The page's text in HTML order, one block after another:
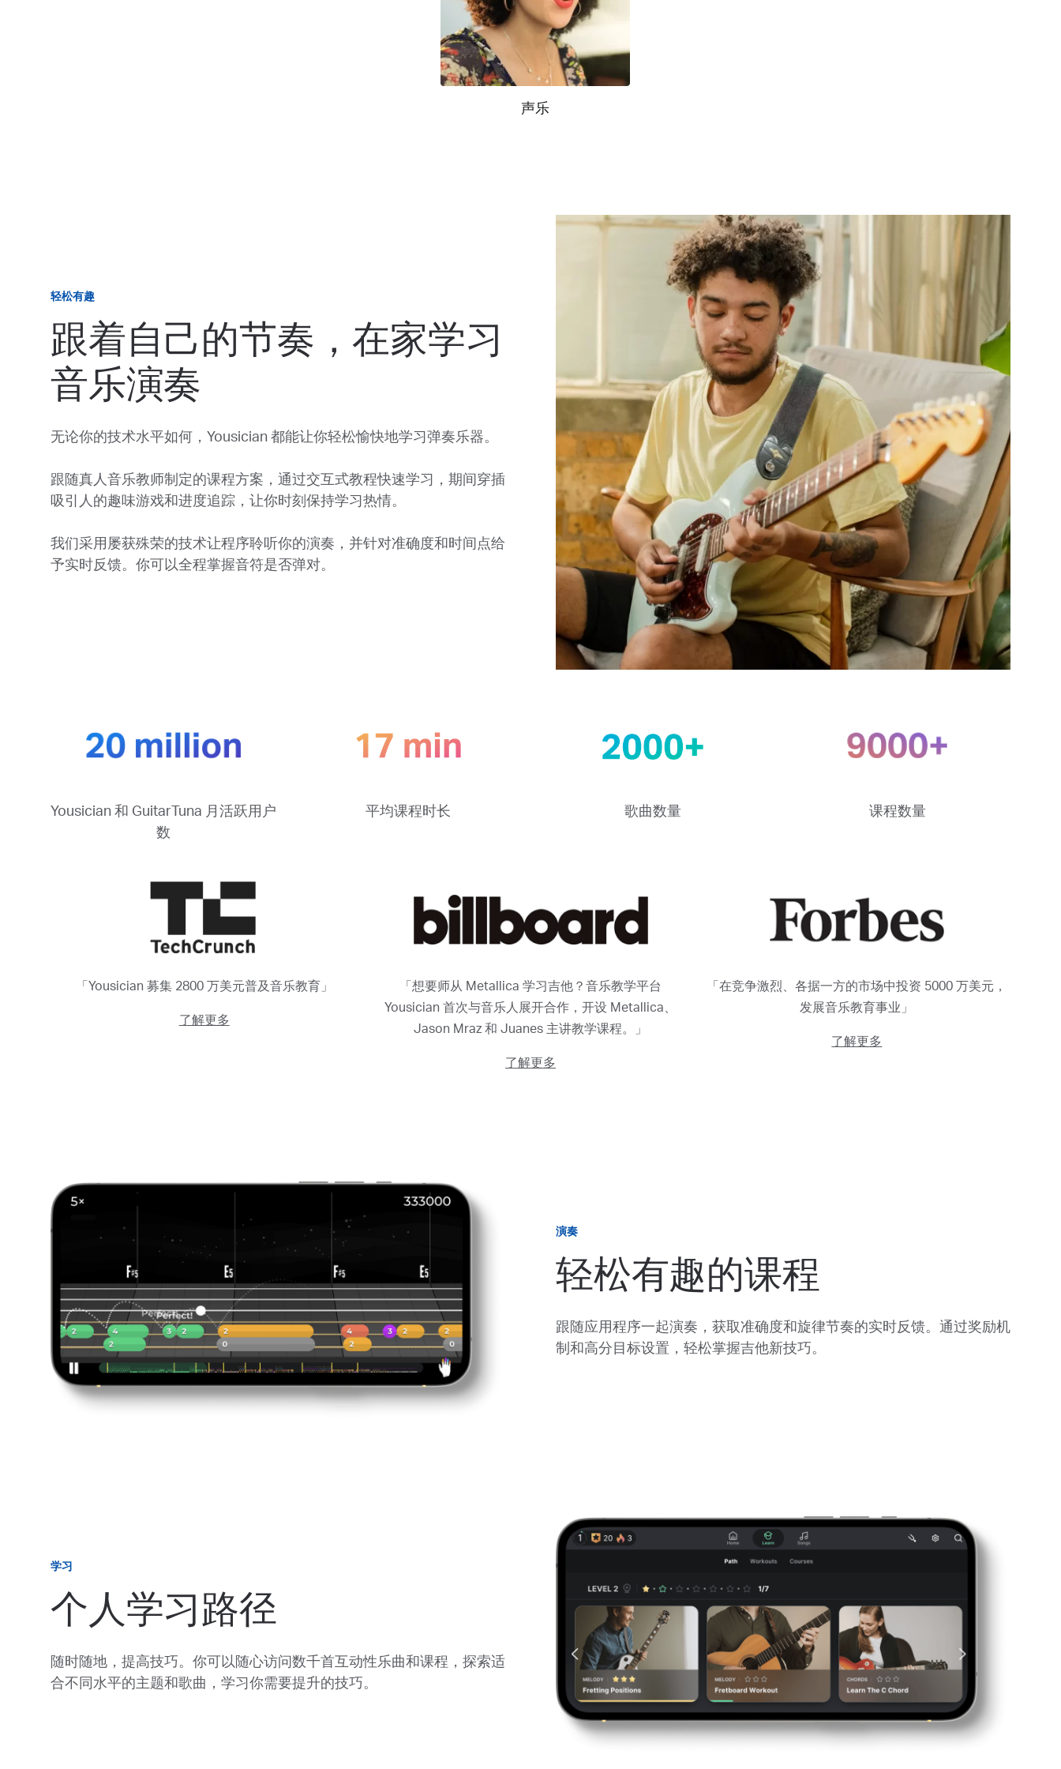
声乐
轻松有趣
跟着自己的节奏，在家学习
音乐演奏
无论你的技术水平如何，Yousician 都能让你轻松愉快地学习弹奏乐器。
跟随真人音乐教师制定的课程方案，通过交互式教程快速学习，期间穿插
吸引人的趣味游戏和进度追踪，让你时刻保持学习热情。
我们采用屡获殊荣的技术让程序聆听你的演奏，并针对准确度和时间点给
予实时反馈。你可以全程掌握音符是否弹对。
Yousician 和 GuitarTuna 月活跃用户
数
平均课程时长 歌曲数量 课程数量
「Yousician 募集 2800 万美元普及音乐教育」
了解更多
「想要师从 Metallica 学习吉他？音乐教学平台
Yousician 首次与音乐人展开合作，开设 Metallica、
Jason Mraz 和 Juanes 主讲教学课程。」
了解更多
「在竞争激烈、各据一方的市场中投资 5000 万美元，
发展音乐教育事业」
了解更多
演奏
轻松有趣的课程
跟随应用程序一起演奏，获取准确度和旋律节奏的实时反馈。通过奖励机
制和高分目标设置，轻松掌握吉他新技巧。
学习
个人学习路径
随时随地，提高技巧。你可以随心访问数千首互动性乐曲和课程，探索适
合不同水平的主题和歌曲，学习你需要提升的技巧。